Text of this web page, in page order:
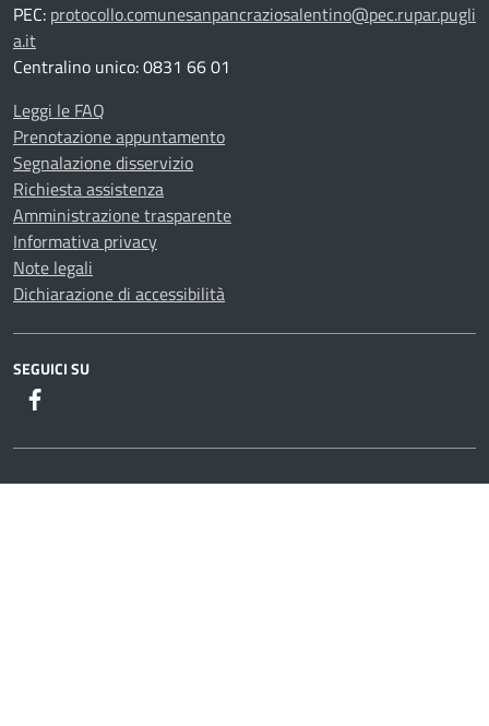
PEC: protocollo.comunesanpancraziosalentino@pec.rupar.pugli
a.it
Centralino unico: 0831 66 01
Leggi le FAQ
Prenotazione appuntamento
Segnalazione disservizio
Richiesta assistenza
Amministrazione trasparente
Informativa privacy
Note legali
Dichiarazione di accessibilità
SEGUICI SU